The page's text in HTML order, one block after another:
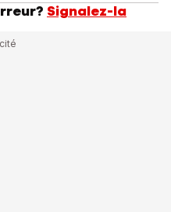
Signalez-la